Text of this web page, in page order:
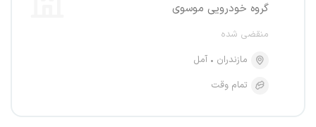
گروه خودرویی موسوی
منقضی شده
مازندران
آمل
تمام وقت